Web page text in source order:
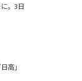
。3日
高」